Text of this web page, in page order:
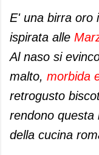
E' una birra oro
ispirata alle
Al naso si
malto, morbida
retrogusto
rendono questa
della cucina